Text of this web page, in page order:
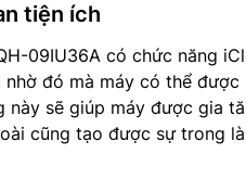
tiện ích
09IU36A có chức năng
đó mà máy có thể
này sẽ giúp máy được gia
cũng tạo được sự trong